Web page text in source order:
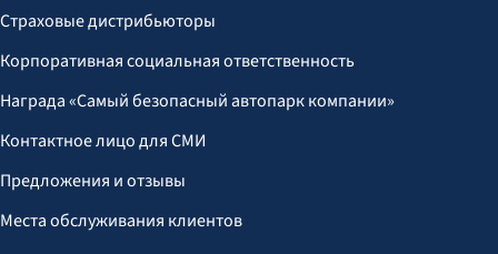
Страховые дистрибьюторы
Корпоративная социальная ответственность
Награда «Самый безопасный автопарк компании»
Контактное лицо для СМИ
Предложения и отзывы
Места обслуживания клиентов